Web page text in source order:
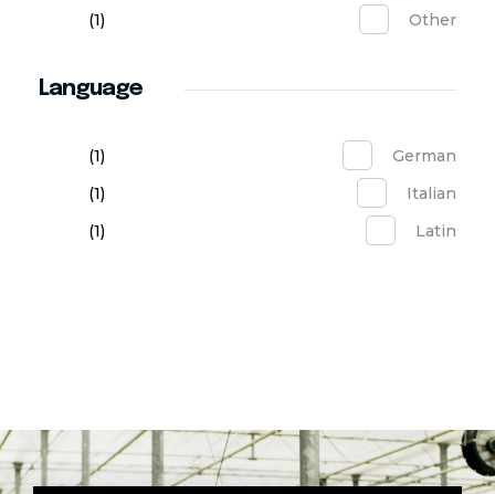
Other
(1)
Language
German
(1)
Italian
(1)
Latin
(1)